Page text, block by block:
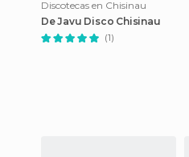
Discotecas en Chisinau
De Javu Disco Chisinau
(1)